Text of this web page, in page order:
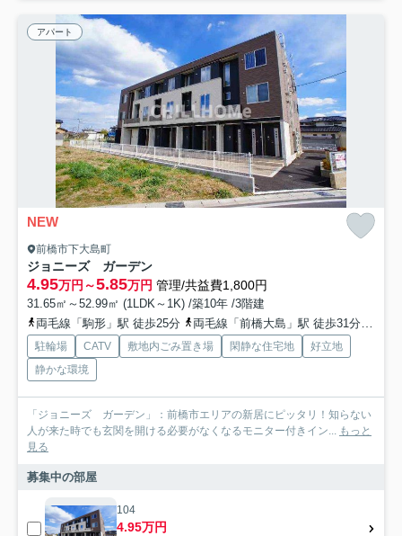
アパート
NEW
前橋市下大島町
ジョニーズ ガーデン
4.95万円～5.85万円 管理/共益費1,800円
31.65㎡～52.99㎡ (1LDK～1K) /築10年 /3階建
両毛線「駒形」駅 徒歩25分
両毛線「前橋大島」駅 徒歩31分
駐輪場 CATV 敷地内ごみ置き場 閑静な住宅地
好立地
静かな環境
「ジョニーズ ガーデン」：前橋市エリアの新居にピッタリ！知らない
人が来た時でも玄関を開ける必要がなくなるモニター付きイン... もっと
見る
募集中の部屋
104
4.95万円